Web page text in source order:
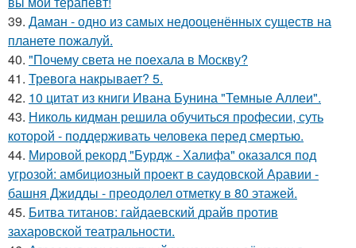
39. Даман - одно из самых недооценённых существ на
планете пожалуй.
40. "Почему света не поехала в Москву?
41. Тревога накрывает? 5.
42. 10 цитат из книги Ивана Бунина "Темные Аллеи".
43. Николь кидман решила обучиться професии, суть
которой - поддерживать человека перед смертью.
44. Мировой рекорд "Бурдж - Халифа" оказался под
угрозой: амбициозный проект в саудовской Аравии -
башня Джидды - преодолел отметку в 80 этажей.
45. Битва титанов: гайдаевский драйв против
захаровской театральности.